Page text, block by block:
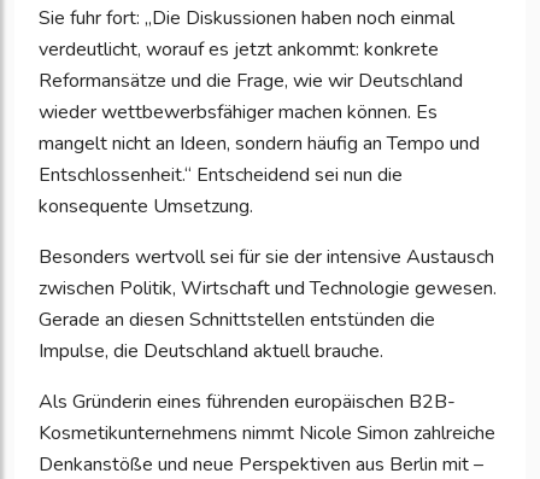
Sie fuhr fort: „Die Diskussionen haben noch einmal
verdeutlicht, worauf es jetzt ankommt: konkrete
Reformansätze und die Frage, wie wir Deutschland
wieder wettbewerbsfähiger machen können. Es
mangelt nicht an Ideen, sondern häufig an Tempo und
Entschlossenheit.“ Entscheidend sei nun die
konsequente Umsetzung.
Besonders wertvoll sei für sie der intensive Austausch
zwischen Politik, Wirtschaft und Technologie gewesen.
Gerade an diesen Schnittstellen entstünden die
Impulse, die Deutschland aktuell brauche.
Als Gründerin eines führenden europäischen B2B-
Kosmetikunternehmens nimmt Nicole Simon zahlreiche
Denkanstöße und neue Perspektiven aus Berlin mit –